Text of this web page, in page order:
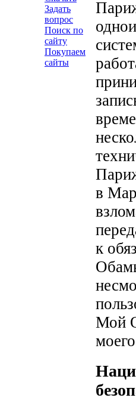
Задать
вопрос
Поиск по
сайту
Покупаем
сайты
в
к
Мой